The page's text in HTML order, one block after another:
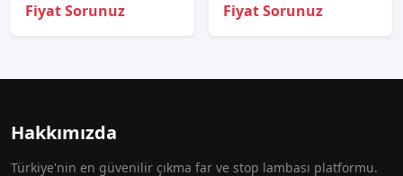
Fiyat Sorunuz Fiyat Sorunuz
Hakkımızda
Türkiye'nin en güvenilir çıkma far ve stop lambası platformu.